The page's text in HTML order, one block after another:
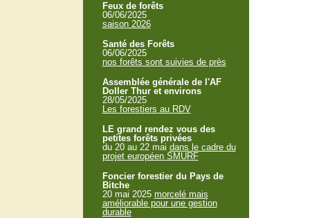
Feux de forêts
06/06/2025
saison 2026
Santé des Forêts
06/06/2025
nos forêts sont suivies de près
Assemblée générale de l'AF
Doller Thur et environs
28/05/2025
Les forestiers au RDV
LE grand rendez vous des
petites forêts privées
du 20 au 22 mai dans le cadre du
projet européen SMURF
Foncier forestier du Pays de
Bitche
20 mai 2025 morcelé mais
améliorable pour une gestion
durable